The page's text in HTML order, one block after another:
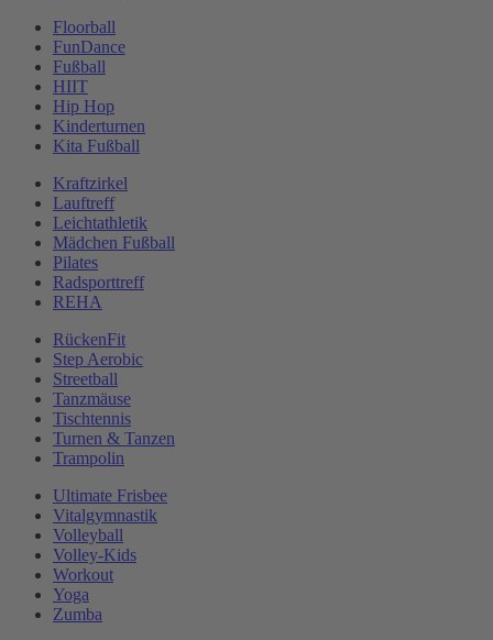
Floorball
FunDance
Fußball
HIIT
Hip Hop
Kinderturnen
Kita Fußball
Kraftzirkel
Lauftreff
Leichtathletik
Mädchen Fußball
Pilates
Radsporttreff
REHA
RückenFit
Step Aerobic
Streetball
Tanzmäuse
Tischtennis
Turnen & Tanzen
Trampolin
Ultimate Frisbee
Vitalgymnastik
Volleyball
Volley-Kids
Workout
Yoga
Zumba